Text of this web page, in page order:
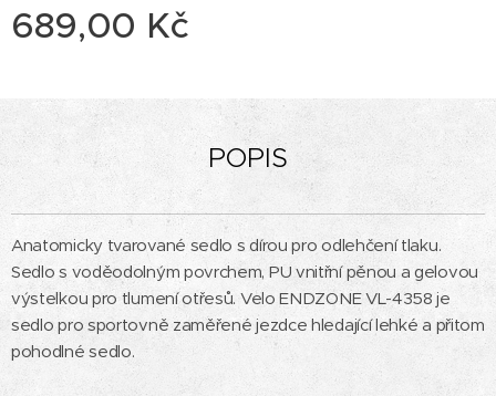
689,00 Kč
POPIS
Anatomicky tvarované sedlo s dírou pro odlehčení tlaku.
Sedlo s voděodolným povrchem, PU vnitřní pěnou a gelovou
výstelkou pro tlumení otřesů. Velo ENDZONE VL-4358 je
sedlo pro sportovně zaměřené jezdce hledající lehké a přitom
pohodlné sedlo.